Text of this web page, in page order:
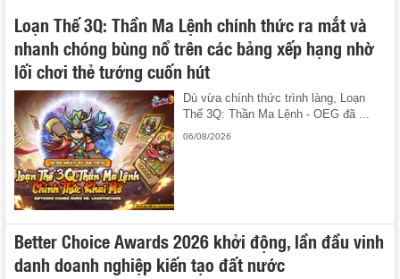
Loạn Thế 3Q: Thần Ma Lệnh chính thức ra mắt và
nhanh chóng bùng nổ trên các bảng xếp hạng nhờ
lối chơi thẻ tướng cuốn hút
Dù vừa chính thức trình làng, Loạn
Thế 3Q: Thần Ma Lệnh - OEG đã ...
06/08/2026
Better Choice Awards 2026 khởi động, lần đầu vinh
danh doanh nghiệp kiến tạo đất nước